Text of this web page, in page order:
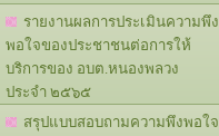
รายงานผลการประเมินความพึง
พอใจของประชาชนต่อการให้
บริการของ อบต.หนองพลวง
ประจำ ๒๕๖๕
สรุปแบบสอบถามความพึงพอใจ